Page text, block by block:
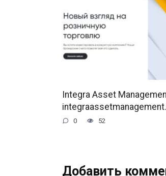
Integra Asset
0 52
Добавить